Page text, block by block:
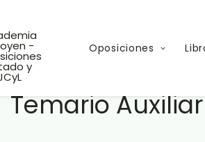
Oposiciones
Temario